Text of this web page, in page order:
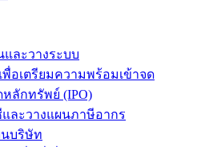
ละวางระบบ
อเตรียมความพร้อมเข้าจด
ลักทรัพย์ (IPO)
ละวางแผนภาษีอากร
นบริษัท